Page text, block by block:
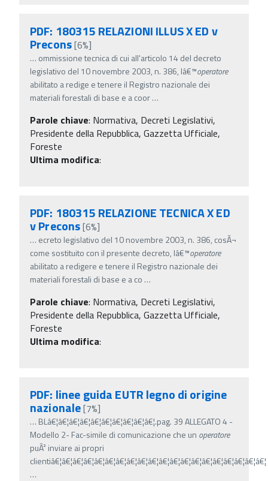
PDF: 180315 RELAZIONI ILLUS X ED v
Precons[6%]
… ommissione tecnica di cui all'articolo 14 del decreto
legislativo del 10 novembre 2003, n. 386, lâ€™operatore
abilitato a redige e tenere il Registro nazionale dei
materiali forestali di base e a coor…
Parole chiave: Normativa, Decreti Legislativi,
Presidente della Repubblica, Gazzetta Ufficiale,
Foreste
Ultima modifica:
PDF: 180315 RELAZIONE TECNICA X ED
v Precons[6%]
… ecreto legislativo del 10 novembre 2003, n. 386, cosÃ¬
come sostituito con il presente decreto, lâ€™operatore
abilitato a redigere e tenere il Registro nazionale dei
materiali forestali di base e a co …
Parole chiave: Normativa, Decreti Legislativi,
Presidente della Repubblica, Gazzetta Ufficiale,
Foreste
Ultima modifica:
PDF: linee guida EUTR legno di origine
nazionale[7%]
… BLâ€¦â€¦â€¦â€¦â€¦â€¦â€¦â€¦â€¦â€¦.pag. 39 ALLEGATO 4 -
Modello 2- Fac-simile di comunicazione che un operatore
puÃ² inviare ai propri
clientiâ€¦â€¦â€¦â€¦â€¦â€¦â€¦â€¦â€¦â€¦â€¦â€¦â€¦â€¦â€¦â€¦â€¦â€¦â€¦â€¦
…